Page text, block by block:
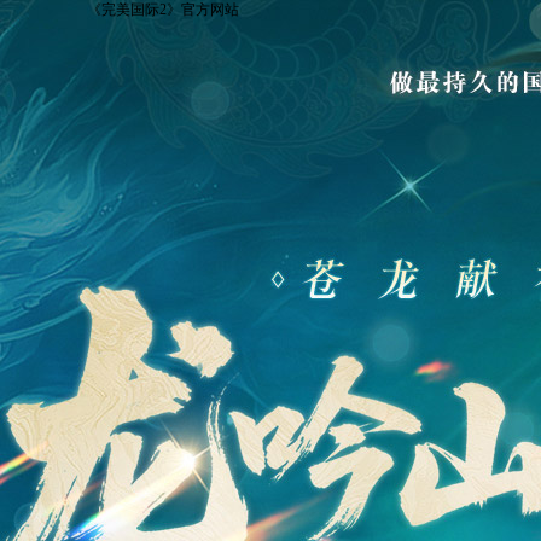
《完美国际2》官方网站